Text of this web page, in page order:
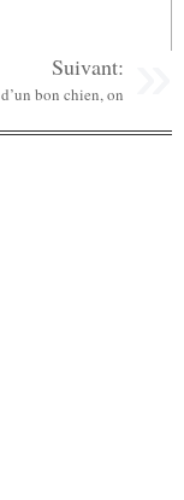
Suivant:
bon chien, on